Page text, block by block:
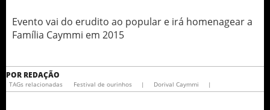
Evento vai do erudito ao popular e irá homenagear a
Família Caymmi em 2015
POR REDAÇÃO
TAGs relacionadas Festival de ourinhos | Dorival Caymmi |